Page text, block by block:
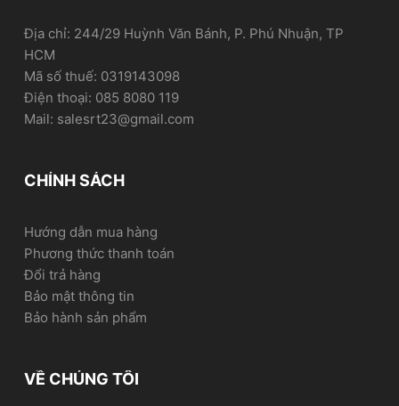
Địa chỉ: 244/29 Huỳnh Văn Bánh, P. Phú Nhuận, TP
HCM
Mã số thuế: 0319143098
Điện thoại: 085 8080 119
Mail: salesrt23@gmail.com
CHÍNH SÁCH
Hướng dẫn mua hàng
Phương thức thanh toán
Đổi trả hàng
Bảo mật thông tin
Bảo hành sản phẩm
VỀ CHÚNG TÔI